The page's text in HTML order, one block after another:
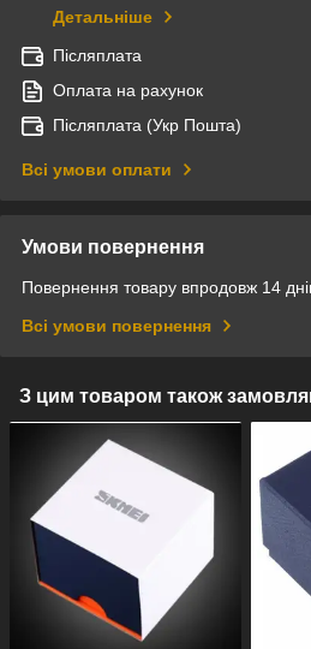
Детальніше
Післяплата
Оплата на рахунок
Післяплата (Укр Пошта)
Всі умови оплати
Умови повернення
Повернення товару впродовж 14
Всі умови повернення
З цим товаром також